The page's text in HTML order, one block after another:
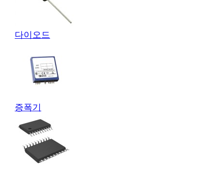
다이오드
증폭기